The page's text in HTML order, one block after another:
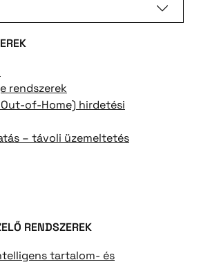
rendszerek
Out-of-Home) hirdetési
– távoli üzemeltetés
RENDSZEREK
tartalom- és